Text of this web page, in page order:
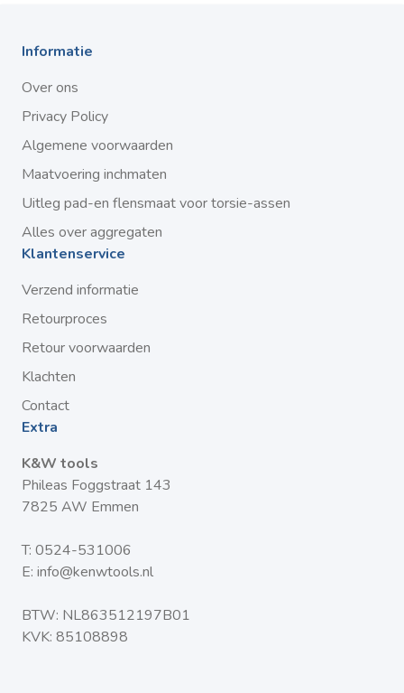
Informatie
Over ons
Privacy Policy
Algemene voorwaarden
Maatvoering inchmaten
Uitleg pad-en flensmaat voor torsie-assen
Alles over aggregaten
Klantenservice
Verzend informatie
Retourproces
Retour voorwaarden
Klachten
Contact
Extra
K&W tools
Phileas Foggstraat 143
7825 AW Emmen
T: 0524-531006
E: info@kenwtools.nl
BTW: NL863512197B01
KVK: 85108898